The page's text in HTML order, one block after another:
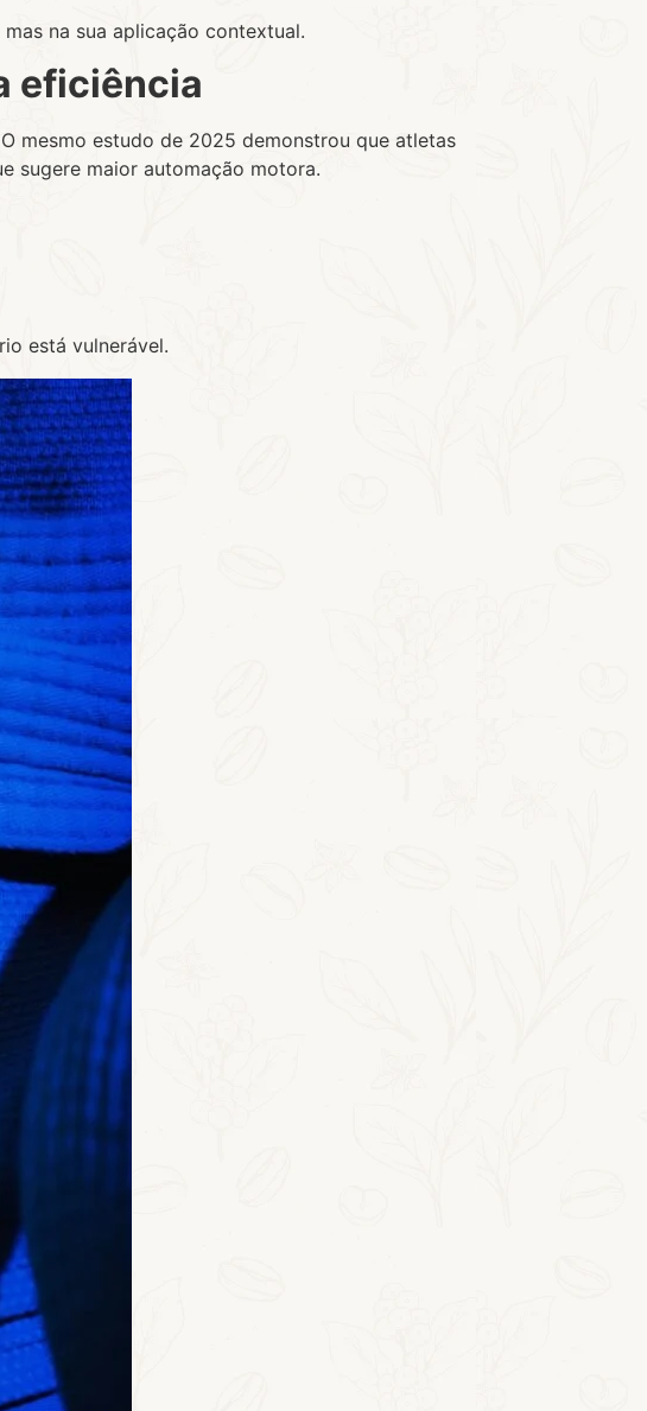
na sua aplicação contextual.
eficiência
mesmo estudo de 2025 demonstrou que atletas
sugere maior automação motora.
está vulnerável.